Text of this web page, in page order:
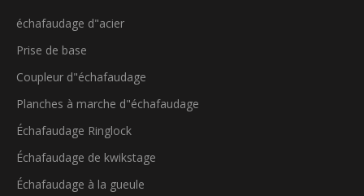
échafaudage d"acier
Prise de base
Coupleur d"échafaudage
Planches à marche d"échafaudage
Échafaudage Ringlock
Échafaudage de kwikstage
Échafaudage à la gueule